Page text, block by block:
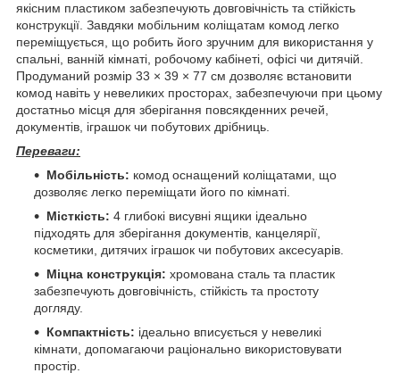
якісним пластиком забезпечують довговічність та стійкість
конструкції. Завдяки мобільним коліщатам комод легко
переміщується, що робить його зручним для використання у
спальні, ванній кімнаті, робочому кабінеті, офісі чи дитячій.
Продуманий розмір 33 × 39 × 77 см дозволяє встановити
комод навіть у невеликих просторах, забезпечуючи при цьому
достатньо місця для зберігання повсякденних речей,
документів, іграшок чи побутових дрібниць.
Переваги:
Мобільність: комод оснащений коліщатами, що
дозволяє легко переміщати його по кімнаті.
Місткість: 4 глибокі висувні ящики ідеально
підходять для зберігання документів, канцелярії,
косметики, дитячих іграшок чи побутових аксесуарів.
Міцна конструкція: хромована сталь та пластик
забезпечують довговічність, стійкість та простоту
догляду.
Компактність: ідеально вписується у невеликі
кімнати, допомагаючи раціонально використовувати
простір.